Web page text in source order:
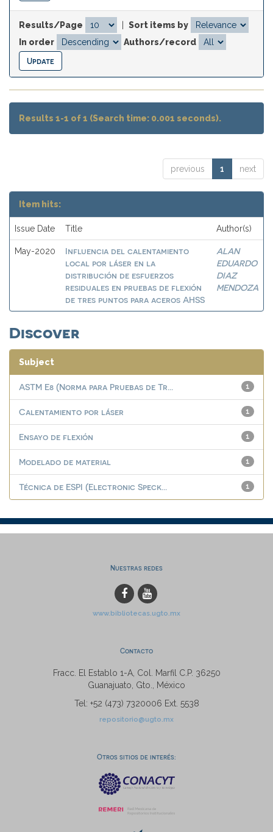
Results/Page
Sort items by
In order
Authors/record
Results 1-1 of 1 (Search time: 0.001 seconds).
previous 1 next
Item hits:
Issue Date Title Author(s)
May-2020
Influencia del calentamiento
local por láser en la
distribución de esfuerzos
residuales en pruebas de flexión
de tres puntos para aceros AHSS
ALAN
EDUARDO
DIAZ
MENDOZA
Discover
Subject
1
ASTM E8 (Norma para Pruebas de Tr...
1
Calentamiento por láser
1
Ensayo de flexión
1
Modelado de material
1
Técnica de ESPI (Electronic Speck...
Nuestras redes
www.bibliotecas.ugto.mx
Contacto
Fracc. El Establo 1-A, Col. Marfil C.P. 36250
Guanajuato, Gto., México
Tel: +52 (473) 7320006 Ext. 5538
repositorio@ugto.mx
Otros sitios de interés: